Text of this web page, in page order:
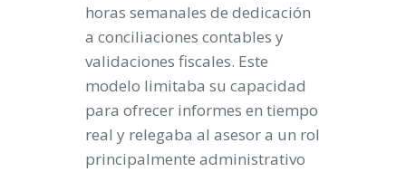
horas semanales de dedicación
a conciliaciones contables y
validaciones fiscales. Este
modelo limitaba su capacidad
para ofrecer informes en tiempo
real y relegaba al asesor a un rol
principalmente administrativo